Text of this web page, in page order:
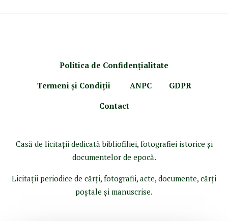
Politica de Confidenţialitate
Termeni şi Condiţii
ANPC
GDPR
Contact
Casă de licitaţii dedicată bibliofiliei, fotografiei istorice şi
documentelor de epocă.
Licitaţii periodice de cărţi, fotografii, acte, documente, cărţi
poştale şi manuscrise.